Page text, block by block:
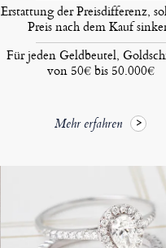
Erstattung der Preisdifferenz,
Preis nach dem Kauf
Für jeden Geldbeutel,
von 50€ bis 50.000€
Mehr erfahren